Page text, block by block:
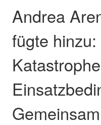
Andrea
fügte